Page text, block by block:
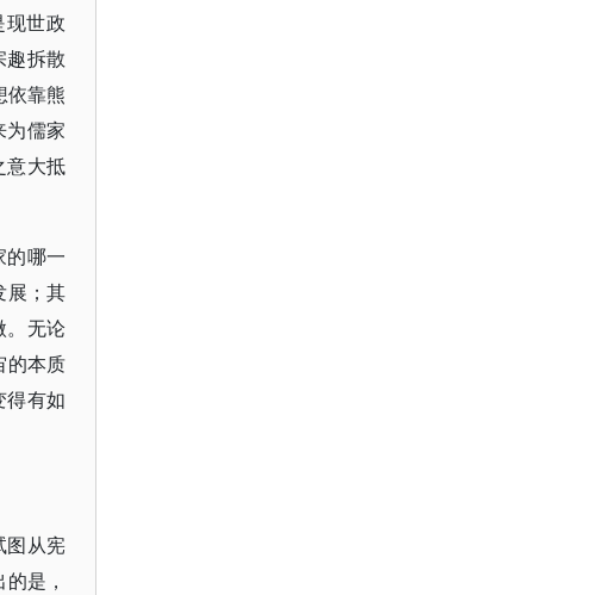
世政
趣拆散
依靠熊
为儒家
意大抵
的哪一
展；其
。无论
的本质
得有如
图从宪
是，